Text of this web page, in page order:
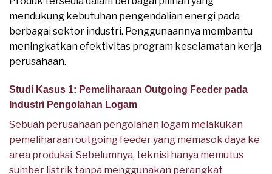
mendukung kebutuhan pengendalian energi pada
berbagai sektor industri. Penggunaannya membantu
meningkatkan efektivitas program keselamatan kerja
perusahaan.
Studi Kasus 1: Pemeliharaan Outgoing Feeder pada
Industri Pengolahan Logam
Sebuah perusahaan pengolahan logam melakukan
pemeliharaan outgoing feeder yang memasok daya ke
area produksi. Sebelumnya, teknisi hanya memutus
sumber listrik tanpa menggunakan perangkat